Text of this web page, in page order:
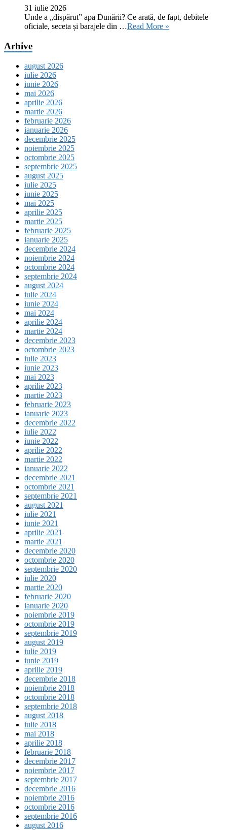
31 iulie 2026
Unde a „dispărut” apa Dunării? Ce arată, de fapt, debitele
oficiale, seceta și barajele din …Read More »
Arhive
august 2026
iulie 2026
iunie 2026
mai 2026
aprilie 2026
martie 2026
februarie 2026
ianuarie 2026
decembrie 2025
noiembrie 2025
octombrie 2025
septembrie 2025
august 2025
iulie 2025
iunie 2025
mai 2025
aprilie 2025
martie 2025
februarie 2025
ianuarie 2025
decembrie 2024
noiembrie 2024
octombrie 2024
septembrie 2024
august 2024
iulie 2024
iunie 2024
mai 2024
aprilie 2024
martie 2024
decembrie 2023
octombrie 2023
iulie 2023
iunie 2023
mai 2023
aprilie 2023
martie 2023
februarie 2023
ianuarie 2023
decembrie 2022
iulie 2022
iunie 2022
aprilie 2022
martie 2022
ianuarie 2022
decembrie 2021
octombrie 2021
septembrie 2021
august 2021
iulie 2021
iunie 2021
aprilie 2021
martie 2021
decembrie 2020
octombrie 2020
septembrie 2020
iulie 2020
martie 2020
februarie 2020
ianuarie 2020
noiembrie 2019
octombrie 2019
septembrie 2019
august 2019
iulie 2019
iunie 2019
aprilie 2019
decembrie 2018
noiembrie 2018
octombrie 2018
septembrie 2018
august 2018
iulie 2018
mai 2018
aprilie 2018
februarie 2018
decembrie 2017
noiembrie 2017
septembrie 2017
decembrie 2016
noiembrie 2016
octombrie 2016
septembrie 2016
august 2016